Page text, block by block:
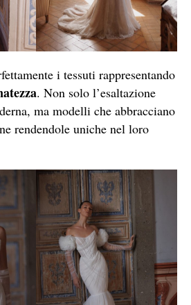
i tessuti rappresentando
. Non solo l’esaltazione
ma modelli che abbracciano
rendendole uniche nel loro